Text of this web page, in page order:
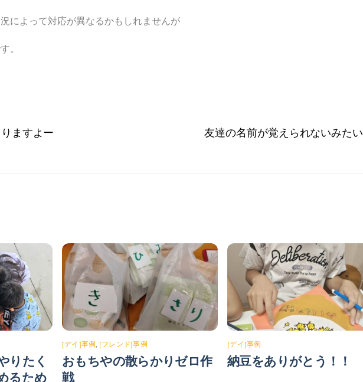
によって対応が異なるかもしれませんが
。
ますよー 友達の名前が覚えられないみたい
りたく
るため
[デイ]事例 [フレンド]事例
おもちやの散らかりゼロ作
戦
[デイ]事例
納豆をありがとう！！